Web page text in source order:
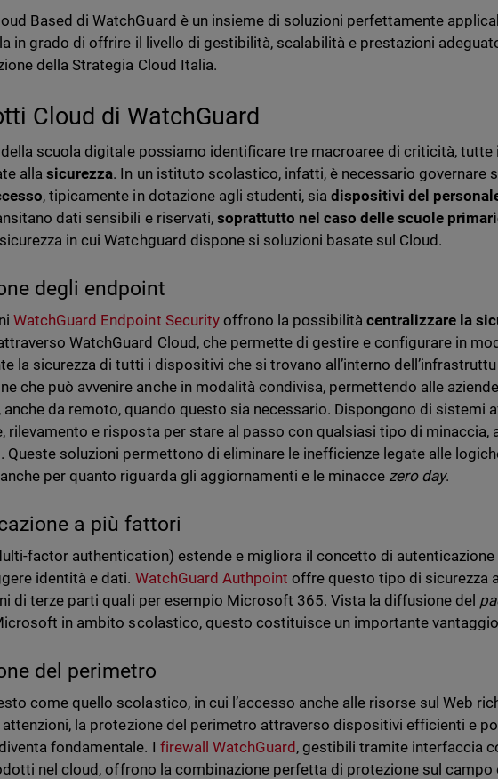
Based di WatchGuard è un insieme di soluzioni perfettamente
in grado di offrire il livello di gestibilità, scalabilità e prestazioni
della Strategia Cloud Italia.
Cloud di WatchGuard
della scuola digitale possiamo identificare tre macroaree di criticità, tutte
allasicurezza. In un istituto scolastico, infatti, è necessario governare
, tipicamente in dotazione agli studenti, siadispositivi del
dati sensibili e riservati,soprattutto nel caso delle scuole
in cui Watchguard dispone si soluzioni basate sul Cloud.
degli endpoint
WatchGuard Endpoint Securityoffrono la possibilitàcentralizzare la
WatchGuard Cloud, che permette di gestire e configurare in
la sicurezza di tutti i dispositivi che si trovano all’interno
che può avvenire anche in modalità condivisa, permettendo alle
anche da remoto, quando questo sia necessario. Dispongono di sistemi
rilevamento e risposta per stare al passo con qualsiasi tipo di minaccia,
Queste soluzioni permettono di eliminare le inefficienze legate alle
per quanto riguarda gli aggiornamenti e le minacce zero day.
a più fattori
factor authentication) estende e migliora il concetto di
identità e dati. WatchGuard Authpoint offre questo tipo di sicurezza
di terze parti quali per esempio Microsoft 365. Vista la diffusione del
in ambito scolastico, questo costituisce un importante
del perimetro
come quello scolastico, in cui l’accesso anche alle risorse sul Web
la protezione del perimetro attraverso dispositivi efficienti e
fondamentale. I firewall WatchGuard , gestibili tramite interfaccia
nel cloud, offrono la combinazione perfetta di protezione sul campo